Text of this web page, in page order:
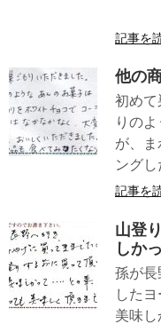
記事を
他の
初めて
りの
が、ま
ング
記事を
山登
しか
孫が長
した
美味